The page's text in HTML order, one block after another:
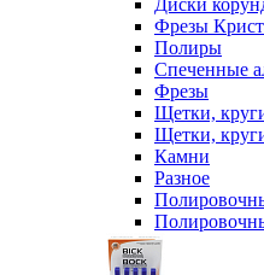
Диски
Фрезы
Полиры
Спеченные
Фрезы
Щетки,
Щетки,
Камни
Разное